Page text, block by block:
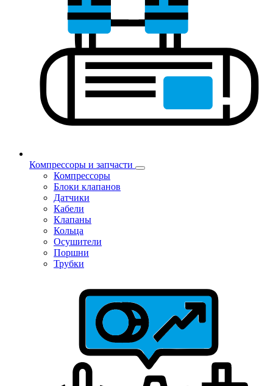
Компрессоры и запчасти
Компрессоры
Блоки клапанов
Датчики
Кабели
Клапаны
Кольца
Осушители
Поршни
Трубки